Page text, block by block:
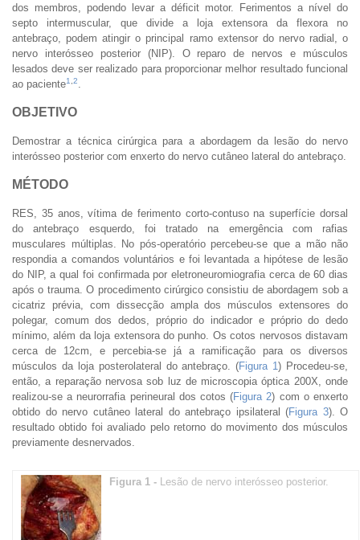
dos membros, podendo levar a déficit motor. Ferimentos a nível do
septo intermuscular, que divide a loja extensora da flexora no
antebraço, podem atingir o principal ramo extensor do nervo radial, o
nervo interósseo posterior (NIP). O reparo de nervos e músculos
lesados deve ser realizado para proporcionar melhor resultado funcional
ao paciente1 2
OBJETIVO
Demostrar a técnica cirúrgica para a abordagem da lesão do nervo
interósseo posterior com enxerto do nervo cutâneo lateral do antebraço.
MÉTODO
RES, 35 anos, vítima de ferimento corto-contuso na superfície dorsal
do antebraço esquerdo, foi tratado na emergência com rafias
musculares múltiplas. No pós-operatório percebeu-se que a mão não
respondia a comandos voluntários e foi levantada a hipótese de lesão
do NIP, a qual foi confirmada por eletroneuromiografia cerca de 60 dias
após o trauma. O procedimento cirúrgico consistiu de abordagem sob a
cicatriz prévia, com dissecção ampla dos músculos extensores do
polegar, comum dos dedos, próprio do indicador e próprio do dedo
mínimo, além da loja extensora do punho. Os cotos nervosos distavam
cerca de 12cm, e percebia-se já a ramificação para os diversos
músculos da loja posterolateral do antebraço. (Figura 1) Procedeu-se,
então, a reparação nervosa sob luz de microscopia óptica 200X, onde
realizou-se a neurorrafia perineural dos cotos (Figura 2) com o enxerto
obtido do nervo cutâneo lateral do antebraço ipsilateral (Figura 3). O
resultado obtido foi avaliado pelo retorno do movimento dos músculos
previamente desnervados.
Figura 1 - Lesão de nervo interósseo posterior.